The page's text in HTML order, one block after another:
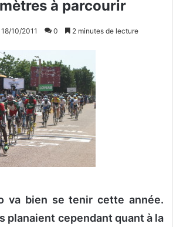
à parcourir
18/10/2011 0 2 minutes de lecture
va bien se tenir cette année.
planaient cependant quant à la